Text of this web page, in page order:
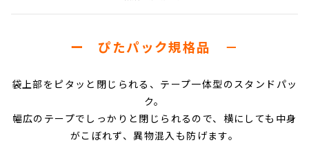
ー ぴたパック規格品 －
袋上部をピタッと閉じられる、テープ一体型のスタンドパッ
ク。
幅広のテープでしっかりと閉じられるので、横にしても中身
がこぼれず、異物混入も防げます。